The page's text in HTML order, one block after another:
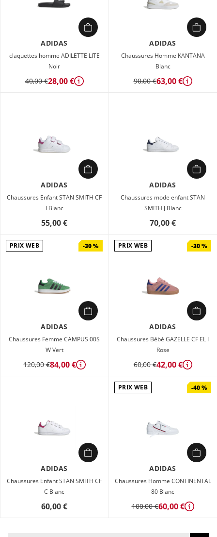
ADIDAS
claquettes homme ADILETTE LITE
Noir
40,00 €28,00 € Détails
ADIDAS
Chaussures Homme KANTANA
Blanc
90,00 €63,00 € Détails
ADIDAS
Chaussures Enfant STAN SMITH CF
I Blanc
55,00 €
ADIDAS
Chaussures mode enfant STAN
SMITH J Blanc
70,00 €
PRIX WEB -30 %
ADIDAS
Chaussures Femme CAMPUS 00S
W Vert
120,00 €84,00 € Détails
PRIX WEB -30 %
ADIDAS
Chaussures Bébé GAZELLE CF EL I
Rose
60,00 €42,00 € Détails
ADIDAS
Chaussures Enfant STAN SMITH CF
C Blanc
60,00 €
PRIX WEB -40 %
ADIDAS
Chaussures Homme CONTINENTAL
80 Blanc
100,00 €60,00 € Détails